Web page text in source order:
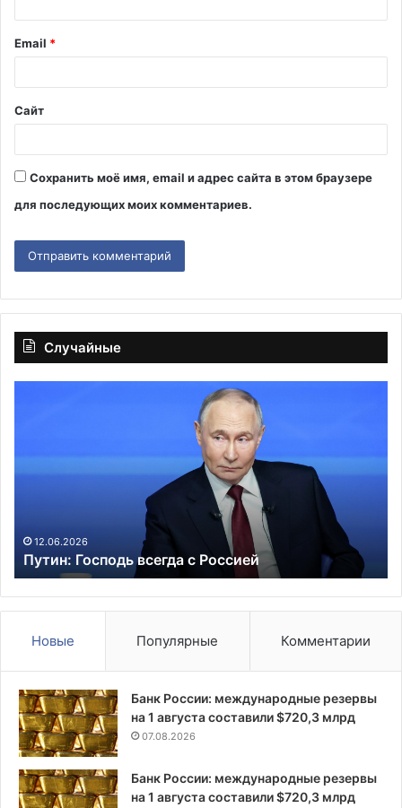
й
*
Email *
Сайт
Сохранить моё имя, email и адрес сайта в этом браузере
для последующих моих комментариев.
Случайные
12.06.2026
Путин: Господь всегда с Россией
Новые Популярные Комментарии
Банк России: международные резервы
на 1 августа составили $720,3 млрд
07.08.2026
Банк России: международные резервы
на 1 августа составили $720,3 млрд